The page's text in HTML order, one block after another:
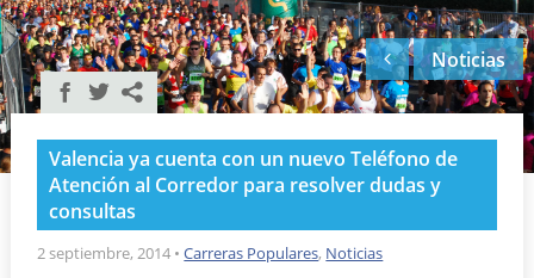
Instalaciones ▼
Comunicación ▼
Valencia en deporte
Portal de Transparencia
Reservas
Noticias
Valencia ya cuenta con un nuevo Teléfono de
Atención al Corredor para resolver dudas y
consultas
2 septiembre, 2014 •Carreras Populares, Noticias